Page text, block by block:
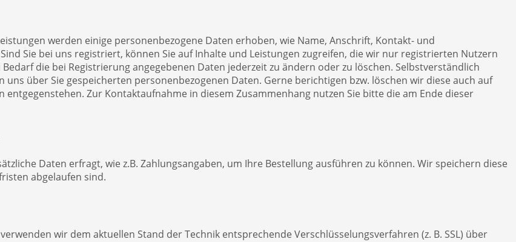
werden einige personenbezogene Daten erhoben, wie Name, Anschrift, Kontakt- und
Sie bei uns registriert, können Sie auf Inhalte und Leistungen zugreifen, die wir nur registrierten Nutzern
die bei Registrierung angegebenen Daten jederzeit zu ändern oder zu löschen. Selbstverständlich
über Sie gespeicherten personenbezogenen Daten. Gerne berichtigen bzw. löschen wir diese auch auf
Zur Kontaktaufnahme in diesem Zusammenhang nutzen Sie bitte die am Ende dieser
Daten erfragt, wie z.B. Zahlungsangaben, um Ihre Bestellung ausführen zu können. Wir speichern diese
abgelaufen sind.
wir dem aktuellen Stand der Technik entsprechende Verschlüsselungsverfahren (z. B. SSL) über